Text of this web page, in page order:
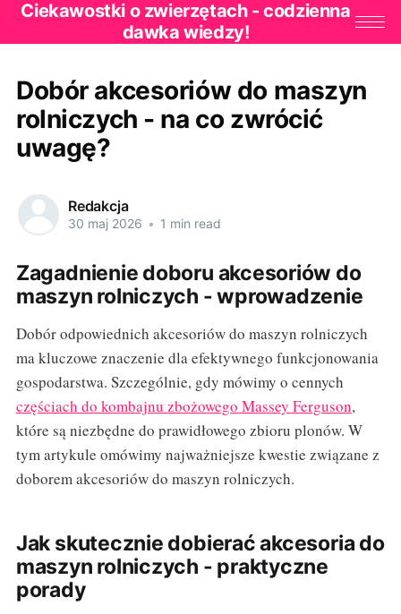
Ciekawostki o zwierzętach - codzienna
dawka wiedzy!
Dobór akcesoriów do maszyn
rolniczych - na co zwrócić
uwagę?
Redakcja
30 maj 2026 • 1 min read
Zagadnienie doboru akcesoriów do
maszyn rolniczych - wprowadzenie
Dobór odpowiednich akcesoriów do maszyn rolniczych
ma kluczowe znaczenie dla efektywnego funkcjonowania
gospodarstwa. Szczególnie, gdy mówimy o cennych
częściach do kombajnu zbożowego Massey Ferguson,
które są niezbędne do prawidłowego zbioru plonów. W
tym artykule omówimy najważniejsze kwestie związane z
doborem akcesoriów do maszyn rolniczych.
Jak skutecznie dobierać akcesoria do
maszyn rolniczych - praktyczne
porady